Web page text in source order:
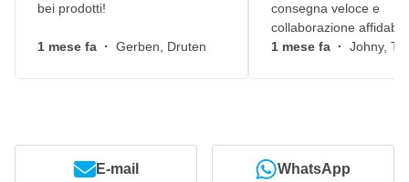
bei prodotti!
1 mese fa · Gerben, Druten
consegna veloce e
collaborazione
1 mese fa · Johny,
E-mail WhatsApp